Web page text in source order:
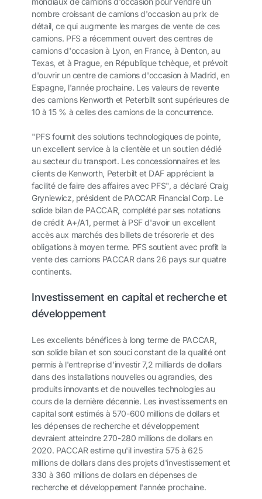
nombre croissant de camions d'occasion au prix de
détail, ce qui augmente les marges de vente de ces
camions. PFS a récemment ouvert des centres de
camions d'occasion à Lyon, en France, à Denton, au
Texas, et à Prague, en République tchèque, et prévoit
d'ouvrir un centre de camions d'occasion à Madrid, en
Espagne, l'année prochaine. Les valeurs de revente
des camions Kenworth et Peterbilt sont supérieures de
10 à 15 % à celles des camions de la concurrence.
"PFS fournit des solutions technologiques de pointe,
un excellent service à la clientèle et un soutien dédié
au secteur du transport. Les concessionnaires et les
clients de Kenworth, Peterbilt et DAF apprécient la
facilité de faire des affaires avec PFS", a déclaré Craig
Gryniewicz, président de PACCAR Financial Corp. Le
solide bilan de PACCAR, complété par ses notations
de crédit A+/A1, permet à PSF d'avoir un excellent
accès aux marchés des billets de trésorerie et des
obligations à moyen terme. PFS soutient avec profit la
vente des camions PACCAR dans 26 pays sur quatre
continents.
Investissement en capital et recherche et
développement
Les excellents bénéfices à long terme de PACCAR,
son solide bilan et son souci constant de la qualité ont
permis à l'entreprise d'investir 7,2 milliards de dollars
dans des installations nouvelles ou agrandies, des
produits innovants et de nouvelles technologies au
cours de la dernière décennie. Les investissements en
capital sont estimés à 570-600 millions de dollars et
les dépenses de recherche et développement
devraient atteindre 270-280 millions de dollars en
2020. PACCAR estime qu'il investira 575 à 625
millions de dollars dans des projets d'investissement et
330 à 360 millions de dollars en dépenses de
recherche et développement l'année prochaine.